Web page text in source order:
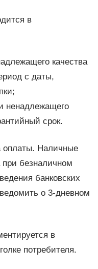
в
качества
с даты,
ненадлежащего
срок.
оплаты. Наличные
безналичном
банковских
о 3-дневном
в
потребителя.